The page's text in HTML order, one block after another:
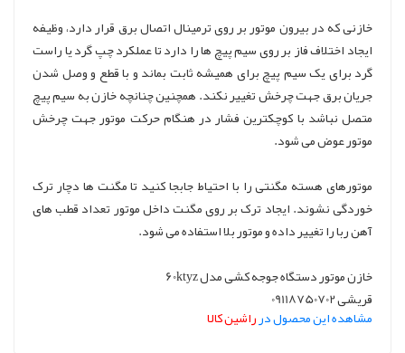
خازنی که در بیرون موتور بر روی ترمینال اتصال برق قرار دارد، وظیفه
ایجاد اختلاف فاز بر روی سیم پیچ ها را دارد تا عملکرد چپ گرد یا راست
گرد برای یک سیم پیچ برای همیشه ثابت بماند و با قطع و وصل شدن
جریان برق جهت چرخش تغییر نکند. همچنین چنانچه خازن به سیم پیچ
متصل نباشد با کوچکترین فشار در هنگام حرکت موتور جهت چرخش
موتور عوض می شود.
موتورهای هسته مگنتی را با احتیاط جابجا کنید تا مگنت ها دچار ترک
خوردگی نشوند. ایجاد ترک بر روی مگنت داخل موتور تعداد قطب های
آهن ربا را تغییر داده و موتور بلا استفاده می شود.
خازن موتور دستگاه جوجه کشی مدل 60ktyz
قریشی 09118750702
مشاهده این محصول درراشین کالا